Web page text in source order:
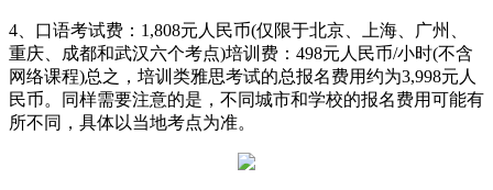
4、口语考试费：1,808元人民币(仅限于北京、上海、广州、
重庆、成都和武汉六个考点)培训费：498元人民币/小时(不含
网络课程)总之，培训类雅思考试的总报名费用约为3,998元人
民币。同样需要注意的是，不同城市和学校的报名费用可能有
所不同，具体以当地考点为准。